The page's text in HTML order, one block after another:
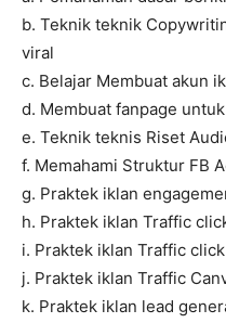
b. Teknik teknik
viral
c. Belajar Membuat akun
d. Membuat fanpage
e. Teknik teknis Riset
f. Memahami Struktur FB
g. Praktek iklan
h. Praktek iklan Traffic
i. Praktek iklan Traffic
j. Praktek iklan Traffic
k. Praktek iklan lead